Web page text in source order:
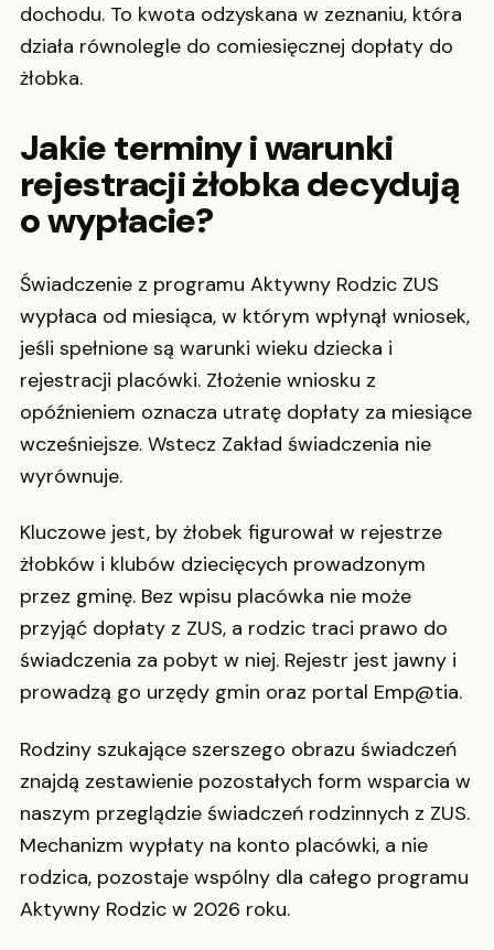
dochodu. To kwota odzyskana w zeznaniu, która
działa równolegle do comiesięcznej dopłaty do
żłobka.
Jakie terminy i warunki
rejestracji żłobka decydują
o wypłacie?
Świadczenie z programu Aktywny Rodzic ZUS
wypłaca od miesiąca, w którym wpłynął wniosek,
jeśli spełnione są warunki wieku dziecka i
rejestracji placówki. Złożenie wniosku z
opóźnieniem oznacza utratę dopłaty za miesiące
wcześniejsze. Wstecz Zakład świadczenia nie
wyrównuje.
Kluczowe jest, by żłobek figurował w rejestrze
żłobków i klubów dziecięcych prowadzonym
przez gminę. Bez wpisu placówka nie może
przyjąć dopłaty z ZUS, a rodzic traci prawo do
świadczenia za pobyt w niej. Rejestr jest jawny i
prowadzą go urzędy gmin oraz portal Emp@tia.
Rodziny szukające szerszego obrazu świadczeń
znajdą zestawienie pozostałych form wsparcia w
naszym przeglądzie świadczeń rodzinnych z ZUS.
Mechanizm wypłaty na konto placówki, a nie
rodzica, pozostaje wspólny dla całego programu
Aktywny Rodzic w 2026 roku.